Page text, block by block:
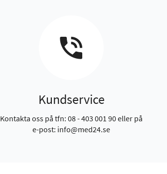
Kundservice
Kontakta oss på tfn: 08 - 403 001 90 eller på
e-post: info@med24.se